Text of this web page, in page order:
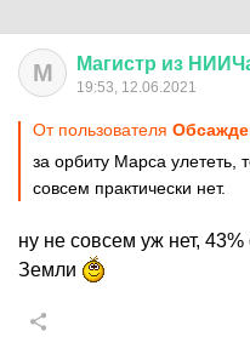
М Магистр из
19:53, 12.06.2021
От пользователя
за орбиту Марса улететь,
совсем практически нет.
ну не совсем уж нет,
Земли